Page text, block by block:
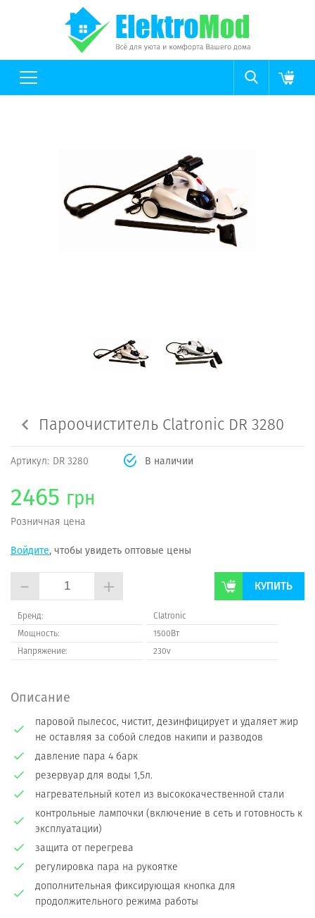
Пароочиститель Clatronic DR 3280
Артикул: DR 3280 В наличии
2465 грн
Розничная цена
Войдите, чтобы увидеть оптовые цены
- + КУПИТЬ
Бренд:
Сlatronic
Мощность:
1500Вт
Напряжение:
230v
Описание
паровой пылесос, чистит, дезинфицирует и удаляет жир
не оставляя за собой следов накипи и разводов
давление пара 4 барк
резервуар для воды 1,5л.
нагревательный котел из высококачественной стали
контрольные лампочки (включение в сеть и готовность к
эксплуатации)
защита от перегрева
регулировка пара на рукоятке
дополнительная фиксирующая кнопка для
продолжительного режима работы